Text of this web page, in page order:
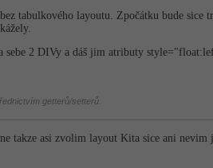
tabulkového layoutu. Zpočátku bude
sebe 2 DIVy a dáš jim atributy
getterů/setterů.
takze asi zvolim layout Kita sice ani